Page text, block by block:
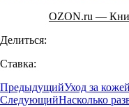
OZON.ru —
Делиться:
Ставка:
ПредыдущийУход за
СледующийНасколько